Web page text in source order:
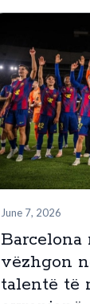
June 7, 2026
Barcelona
vëzhgon
talentë të